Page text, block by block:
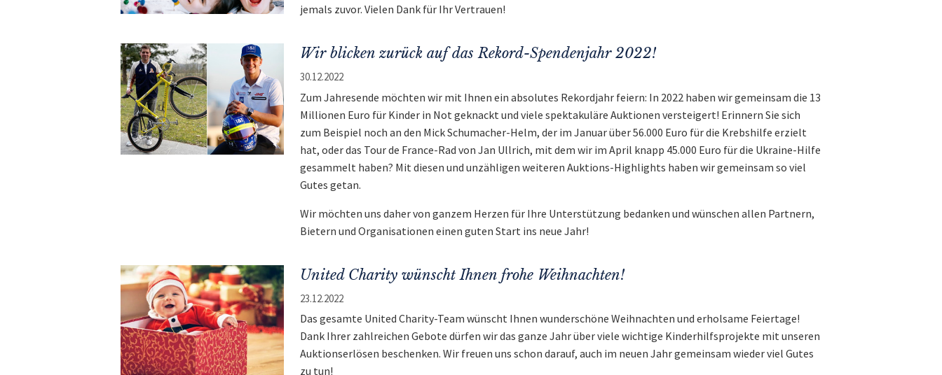
jemals zuvor. Vielen Dank für Ihr Vertrauen!
Wir blicken zurück auf das Rekord-Spendenjahr 2022!
30.12.2022
Zum Jahresende möchten wir mit Ihnen ein absolutes Rekordjahr feiern: In 2022 haben wir gemeinsam die 13
Millionen Euro für Kinder in Not geknackt und viele spektakuläre Auktionen versteigert! Erinnern Sie sich
zum Beispiel noch an den Mick Schumacher-Helm, der im Januar über 56.000 Euro für die Krebshilfe erzielt
hat, oder das Tour de France-Rad von Jan Ullrich, mit dem wir im April knapp 45.000 Euro für die Ukraine-Hilfe
gesammelt haben? Mit diesen und unzähligen weiteren Auktions-Highlights haben wir gemeinsam so viel
Gutes getan.
Wir möchten uns daher von ganzem Herzen für Ihre Unterstützung bedanken und wünschen allen Partnern,
Bietern und Organisationen einen guten Start ins neue Jahr!
United Charity wünscht Ihnen frohe Weihnachten!
23.12.2022
Das gesamte United Charity-Team wünscht Ihnen wunderschöne Weihnachten und erholsame Feiertage!
Dank Ihrer zahlreichen Gebote dürfen wir das ganze Jahr über viele wichtige Kinderhilfsprojekte mit unseren
Auktionserlösen beschenken. Wir freuen uns schon darauf, auch im neuen Jahr gemeinsam wieder viel Gutes
zu tun!